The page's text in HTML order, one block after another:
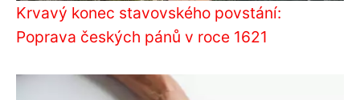
Krvavý konec stavovského povstání:
Poprava českých pánů v roce 1621